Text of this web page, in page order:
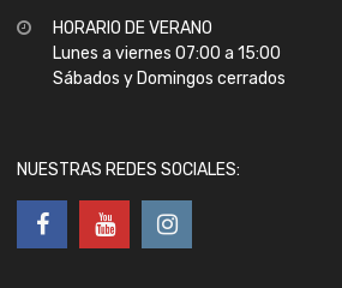
HORARIO DE VERANO
Lunes a viernes 07:00 a 15:00
Sábados y Domingos cerrados
NUESTRAS REDES SOCIALES: